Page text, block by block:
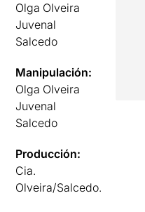
Olga Olveira
Juvenal
Salcedo
Manipulación:
Olga Olveira
Juvenal
Salcedo
Producción:
Cia.
Olveira/Salcedo.